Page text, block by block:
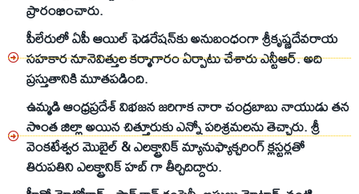
ప్రారంభించారు.
పీలేరులో ఏపీ ఆయిల్‌ ఫెడరేషన్‌కు అనుబంధంగా శ్రీకృష్ణదేవరాయ
సహకార నూనెవిత్తుల కర్మాగారం ఏర్పాటు చేశారు ఎన్టీఆర్. అది
ప్రస్తుతానికి మూతపడింది.
ఉమ్మడి ఆంధ్రప్రదేశ్ విభజన జరిగాక నారా చంద్రబాబు నాయుడు తన
సొంత జిల్లా అయిన చిత్తూరుకు ఎన్నో పరిశ్రమలను తెచ్చారు. శ్రీ
వెంకటేశ్వర మొబైల్ & ఎలక్ట్రానిక్ మ్యానుఫ్యాక్చరింగ్ క్లస్టర్లతో
తిరుపతిని ఎలక్ట్రానిక్‌ హబ్ గా తీర్చిదిద్దారు.